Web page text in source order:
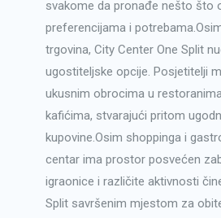
svakome da pronađe nešto što
preferencijama i
trgovina, City Center One Split
ugostiteljske opcije. Posjetitelji
ukusnim obrocima u
kafićima, stvarajući pritom
kupovine.Osim shoppinga i
centar ima prostor posvećen
igraonice i različite aktivnosti
Split savršenim mjestom za